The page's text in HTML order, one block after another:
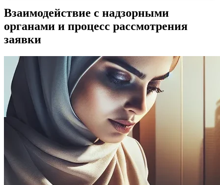
Взаимодействие с надзорными
органами и процесс рассмотрения
заявки